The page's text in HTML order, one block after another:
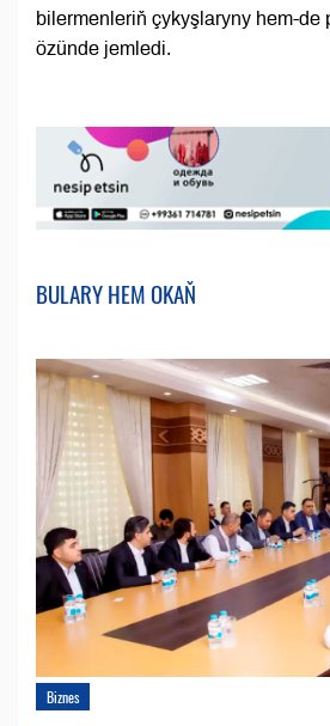
bilermenleriň çykyşlaryny hem-de
özünde jemledi.
BULARY HEM OKAŇ
Biznes